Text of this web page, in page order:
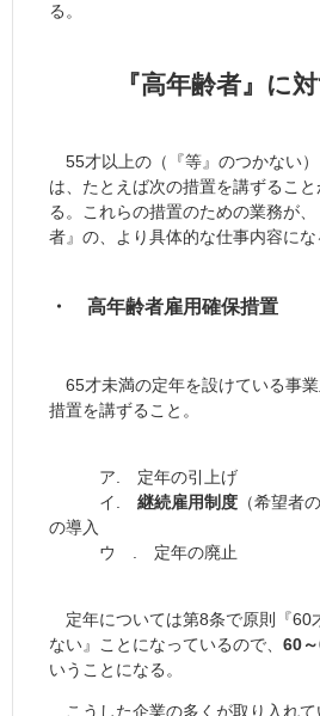
る。
『高年齢者』に
55才以上の（『等』のつかない
は、たとえば次の措置を講ずるこ
る。これらの措置のための業務が
者』の、より具体的な仕事内容にな
・ 高年齢者雇用確保措置
65才未満の定年を設けている事
措置を講ずること。
ア. 定年の引上げ
イ. 継続雇用制度 （希望者
の導入
ウ . 定年の廃止
定年については第8条で原則『60
ない』ことになっているので、 60
いうことになる。
こうした企業の多くが取り入れて